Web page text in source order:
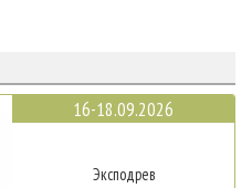
16-18.09.2026
Эксподрев